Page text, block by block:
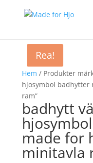
Hem / Produkter
hjosymbol badhytter
ram”
badhytt
made for
minitavla
Rea!